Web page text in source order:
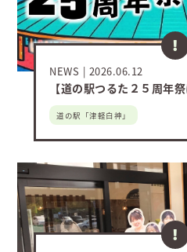
NEWS 2026.06.12
【道の駅つるた２５周年祭
道の駅「津軽白神」